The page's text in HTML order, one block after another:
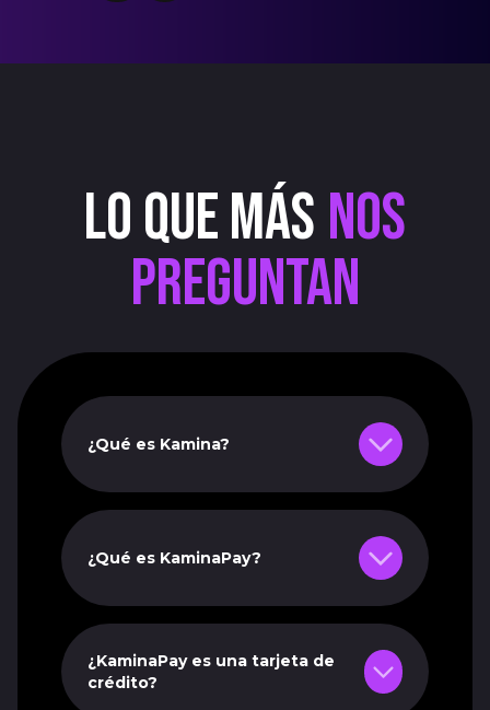
LO QUE MÁS NOS
PREGUNTAN
¿Qué es Kamina?
¿Qué es KaminaPay?
¿KaminaPay es una tarjeta de
crédito?